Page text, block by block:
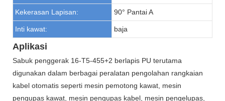
Kekerasan Lapisan: 90° Pantai A
Inti kawat: baja
Aplikasi
Sabuk penggerak 16-T5-455+2 berlapis PU terutama
digunakan dalam berbagai peralatan pengolahan rangkaian
kabel otomatis seperti mesin pemotong kawat, mesin
pengupas kawat, mesin pengupas kabel, mesin pengelupas,